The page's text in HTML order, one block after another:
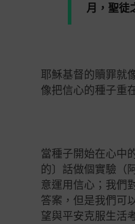
月，聖徒
耶穌基督的贖罪就
像把信心的種子重
當種子開始在心中
的〕話做個實驗（
意運用信心；我們
答案，但是我們可
望與平安克服生活